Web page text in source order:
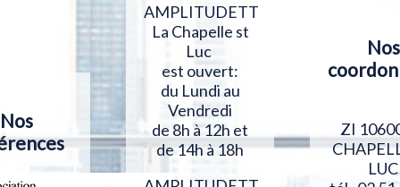
Nos
AMPLITUDETT
La Chapelle st
Luc
est ouvert:
du Lundi au
Vendredi
de 8h à 12h et
de 14h à 18h
Nos
ZI
LUC